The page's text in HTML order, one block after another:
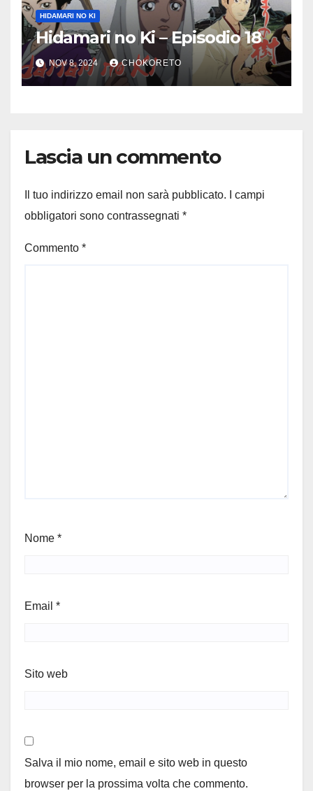
HIDAMARI NO KI
Hidamari no Ki – Episodio 18
NOV 8, 2024 CHOKORETO
Lascia un commento
Il tuo indirizzo email non sarà pubblicato.
I campi
obbligatori sono contrassegnati *
Commento *
Nome *
Email *
Sito web
Salva il mio nome, email e sito web in questo
browser per la prossima volta che commento.